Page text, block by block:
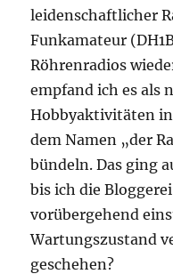
leidenschaftlicher
Funkamateur
Röhrenradios
empfand ich es als
Hobbyaktivitäten
dem Namen „der
bündeln. Das ging
bis ich die
vorübergehend
Wartungszustand
geschehen?